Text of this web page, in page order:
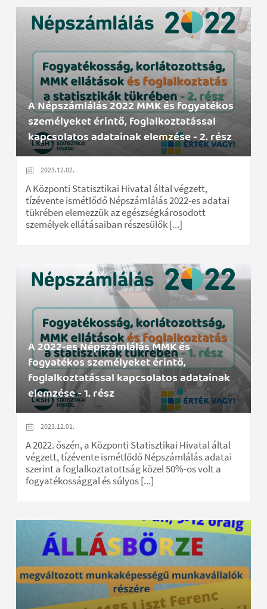
A Népszámlálás 2022 MMK és fogyatékos
személyeket érintő, foglalkoztatással
kapcsolatos adatainak elemzése - 2. rész
2023.12.02.
A Központi Statisztikai Hivatal által végzett,
tízévente ismétlődő Népszámlálás 2022-es adatai
tükrében elemezzük az egészségkárosodott
személyek ellátásaiban részesülők [...]
A 2022-es Népszámlálás MMK és
fogyatékos személyeket érintő,
foglalkoztatással kapcsolatos adatainak
elemzése - 1. rész
2023.12.01.
A 2022. őszén, a Központi Statisztikai Hivatal által
végzett, tízévente ismétlődő Népszámlálás adatai
szerint a foglalkoztatottság közel 50%-os volt a
fogyatékossággal és súlyos [...]